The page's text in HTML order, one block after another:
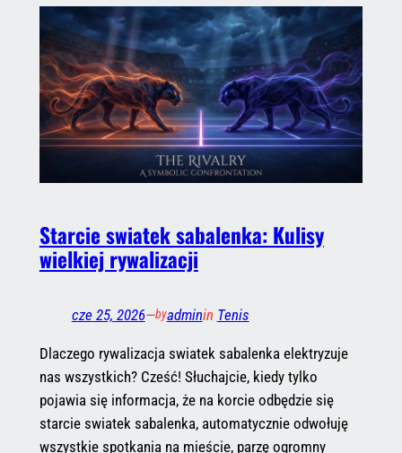
Starcie swiatek sabalenka: Kulisy
wielkiej rywalizacji
cze 25, 2026—byadminin Tenis
Dlaczego rywalizacja swiatek sabalenka elektryzuje
nas wszystkich? Cześć! Słuchajcie, kiedy tylko
pojawia się informacja, że na korcie odbędzie się
starcie swiatek sabalenka, automatycznie odwołuję
wszystkie spotkania na mieście, parzę ogromny